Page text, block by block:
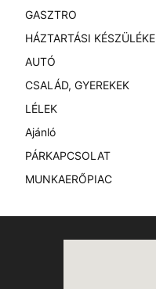
GASZTRO
HÁZTARTÁSI
AUTÓ
CSALÁD, GYEREKEK
LÉLEK
Ajánló
PÁRKAPCSOLAT
MUNKAERŐPIAC